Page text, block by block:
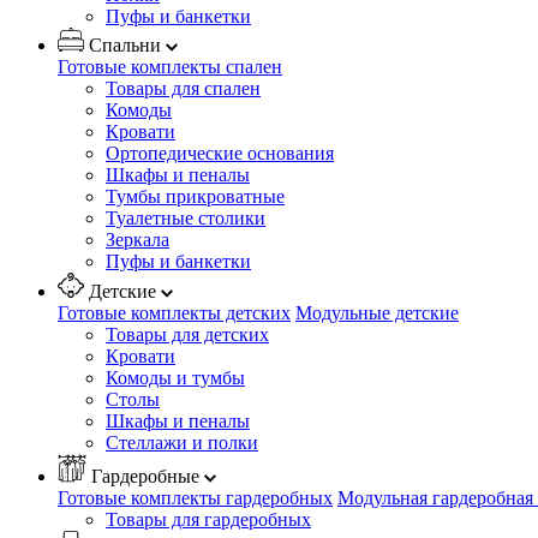
Пуфы и банкетки
Спальни
Готовые комплекты спален
Товары для спален
Комоды
Кровати
Ортопедические основания
Шкафы и пеналы
Тумбы прикроватные
Туалетные столики
Зеркала
Пуфы и банкетки
Детские
Готовые комплекты детских Модульные детские
Товары для детских
Кровати
Комоды и тумбы
Столы
Шкафы и пеналы
Стеллажи и полки
Гардеробные
Готовые комплекты гардеробных Модульная
Товары для гардеробных